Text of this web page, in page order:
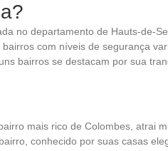
no departamento de Hauts-de-
com níveis de segurança
bairros se destacam por sua
mais rico de Colombes, atrai
conhecido por suas casas